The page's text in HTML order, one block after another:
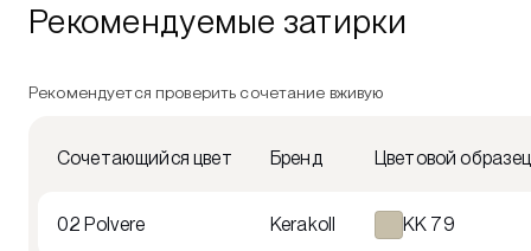
Рекомендуемые затирки
Рекомендуется проверить сочетание вживую
Сочетающийся цвет Бренд Цветовой образец
02 Polvere Kerakoll KK 79